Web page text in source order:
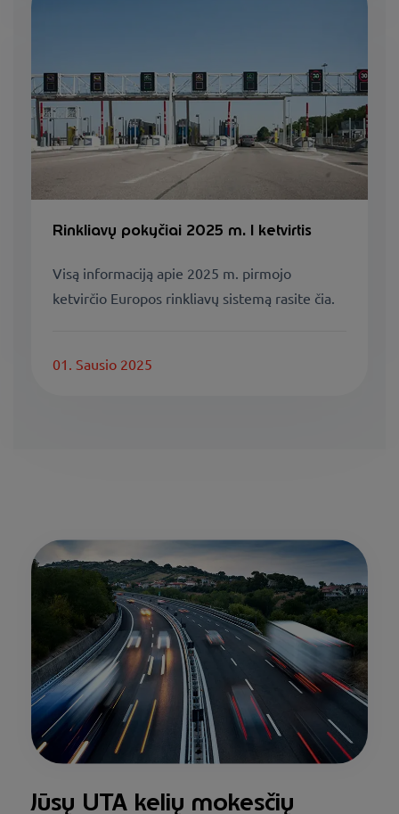
Rinkliavų pokyčiai 2025 m. I ketvirtis
Visą informaciją apie 2025 m. pirmojo
ketvirčio Europos rinkliavų sistemą rasite čia.
01. Sausio 2025
Jūsų UTA kelių mokesčių